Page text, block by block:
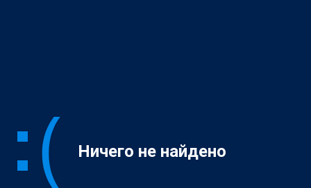
Ничего не найдено